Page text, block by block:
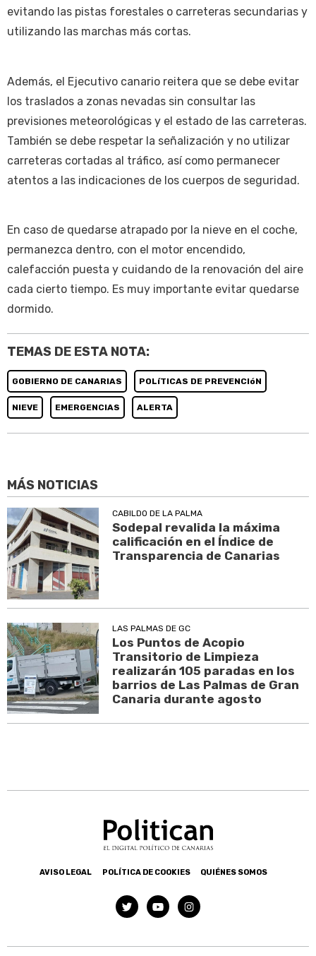
evitando las pistas forestales o carreteras secundarias y
utilizando las marchas más cortas.
Además, el Ejecutivo canario reitera que se debe evitar
los traslados a zonas nevadas sin consultar las
previsiones meteorológicas y el estado de las carreteras.
También se debe respetar la señalización y no utilizar
carreteras cortadas al tráfico, así como permanecer
atentos a las indicaciones de los cuerpos de seguridad.
En caso de quedarse atrapado por la nieve en el coche,
permanezca dentro, con el motor encendido,
calefacción puesta y cuidando de la renovación del aire
cada cierto tiempo. Es muy importante evitar quedarse
dormido.
TEMAS DE ESTA NOTA:
GOBIERNO DE CANARIAS POLíTICAS DE PREVENCIóN
NIEVE EMERGENCIAS ALERTA
MÁS NOTICIAS
CABILDO DE LA PALMA
Sodepal revalida la máxima
calificación en el Índice de
Transparencia de Canarias
LAS PALMAS DE GC
Los Puntos de Acopio
Transitorio de Limpieza
realizarán 105 paradas en los
barrios de Las Palmas de Gran
Canaria durante agosto
AVISO LEGAL POLÍTICA DE COOKIES QUIÉNES SOMOS